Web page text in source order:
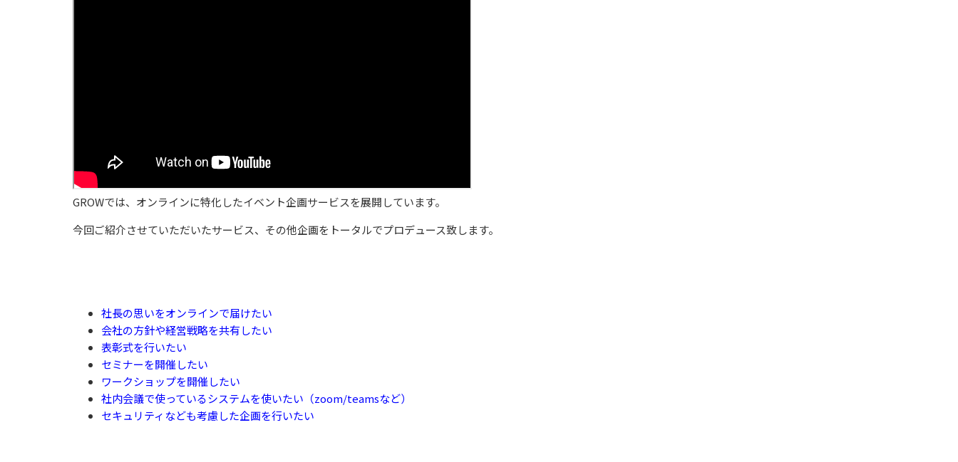
GROWでは、オンラインに特化したイベント企画サービスを展開しています。
今回ご紹介させていただいたサービス、その他企画をトータルでプロデュース致します。
社長の思いをオンラインで届けたい
会社の方針や経営戦略を共有したい
表彰式を行いたい
セミナーを開催したい
ワークショップを開催したい
社内会議で使っているシステムを使いたい（zoom/teamsなど）
セキュリティなども考慮した企画を行いたい